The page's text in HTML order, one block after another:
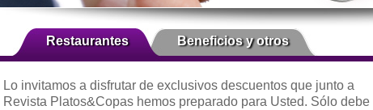
Restaurantes Beneficios y otros
Lo invitamos a disfrutar de exclusivos descuentos que junto a
Revista Platos&Copas hemos preparado para Usted. Sólo debe